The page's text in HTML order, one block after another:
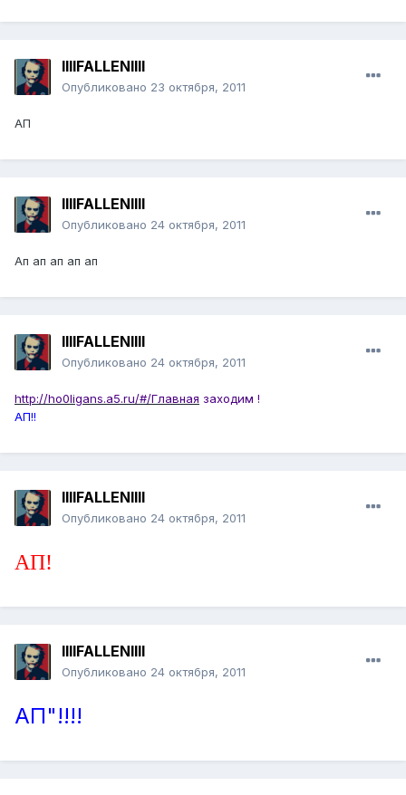
llllFALLENllll
Опубликовано 23 октября, 2011
АП
llllFALLENllll
Опубликовано 24 октября, 2011
Ап ап ап ап ап
llllFALLENllll
Опубликовано 24 октября, 2011
http://ho0ligans.a5.ru/#/Главная заходим !
АП!!
llllFALLENllll
Опубликовано 24 октября, 2011
АП!
llllFALLENllll
Опубликовано 24 октября, 2011
АП"!!!!